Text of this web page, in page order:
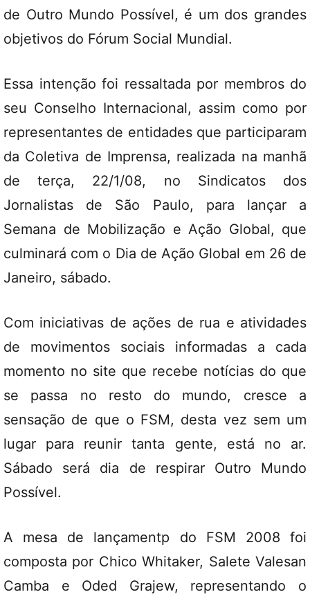
de Outro Mundo Possível, é um dos grandes
objetivos do Fórum Social Mundial.
Essa intenção foi ressaltada por membros do
seu Conselho Internacional, assim como por
representantes de entidades que participaram
da Coletiva de Imprensa, realizada na manhã
de terça, 22/1/08, no Sindicatos dos
Jornalistas de São Paulo, para lançar a
Semana de Mobilização e Ação Global, que
culminará com o Dia de Ação Global em 26 de
Janeiro, sábado.
Com iniciativas de ações de rua e atividades
de movimentos sociais informadas a cada
momento no site que recebe notícias do que
se passa no resto do mundo, cresce a
sensação de que o FSM, desta vez sem um
lugar para reunir tanta gente, está no ar.
Sábado será dia de respirar Outro Mundo
Possível.
A mesa de lançamentp do FSM 2008 foi
composta por Chico Whitaker, Salete Valesan
Camba e Oded Grajew, representando o